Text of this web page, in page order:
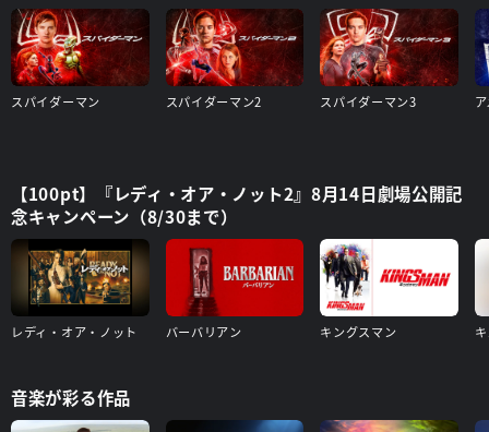
スパイダーマン スパイダーマン2 スパイダーマン3
【100pt】『レディ・オア・ノット2』8月14日劇場公開記
念キャンペーン（8/30まで）
レディ・オア・ノット バーバリアン キングスマン
音楽が彩る作品